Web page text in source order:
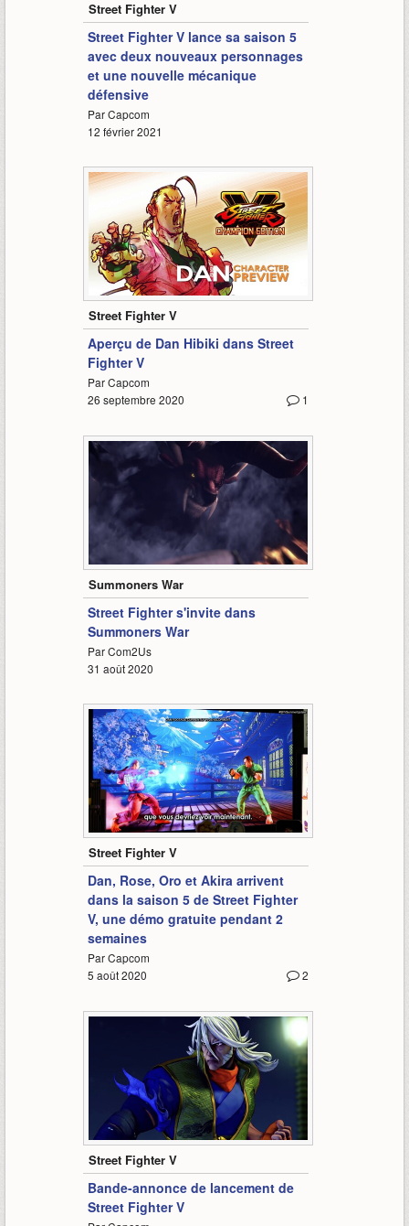
Street Fighter V
Street Fighter V lance sa saison 5
avec deux nouveaux personnages
et une nouvelle mécanique
défensive
Par Capcom
12 février 2021
2:07
Street Fighter V
Aperçu de Dan Hibiki dans Street
Fighter V
Par Capcom
1
26 septembre 2020
0:52
Summoners War
Street Fighter s'invite dans
Summoners War
Par Com2Us
31 août 2020
16:44
Street Fighter V
Dan, Rose, Oro et Akira arrivent
dans la saison 5 de Street Fighter
V, une démo gratuite pendant 2
semaines
Par Capcom
2
5 août 2020
2:09
Street Fighter V
Bande-annonce de lancement de
Street Fighter V